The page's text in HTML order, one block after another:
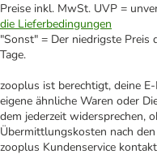
Preise inkl. MwSt. UVP =
die Lieferbedingungen
"Sonst" = Der niedrigste
Tage.
zooplus ist berechtigt, deine
eigene ähnliche Waren oder
dem jederzeit widersprechen,
Übermittlungskosten nach
zooplus Kundenservice